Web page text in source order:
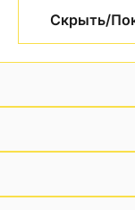
Скрыть/